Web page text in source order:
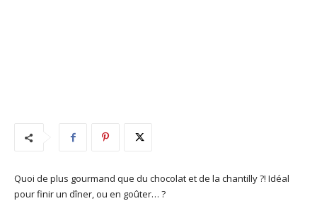
Quoi de plus gourmand que du chocolat et de la chantilly ?! Idéal
pour finir un dîner, ou en goûter… ?